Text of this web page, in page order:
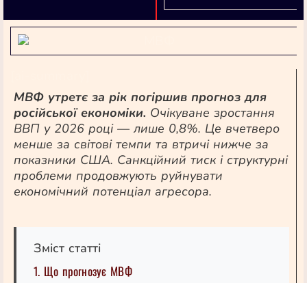
МВФ утретє за рік погіршив прогноз для
російської економіки. Очікуване зростання
ВВП у 2026 році — лише 0,8%. Це вчетверо
менше за світові темпи та втричі нижче за
показники США. Санкційний тиск і структурні
проблеми продовжують руйнувати
економічний потенціал агресора.
Зміст статті
1. Що прогнозує МВФ